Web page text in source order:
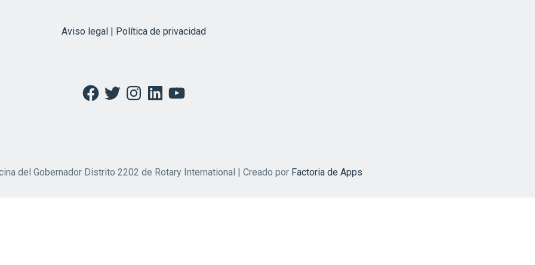
Aviso legal | Política de privacidad
Facebook
TwitterInstagramLinkedInYouTube
del Gobernador Distrito 2202 de Rotary International | Creado por Factoria de Apps